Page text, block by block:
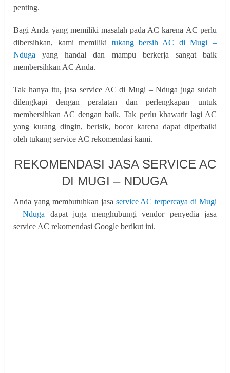
penting.
Bagi Anda yang memiliki masalah pada AC karena AC perlu
dibersihkan, kami memiliki tukang bersih AC di Mugi –
Nduga yang handal dan mampu berkerja sangat baik
membersihkan AC Anda.
Tak hanya itu, jasa service AC di Mugi – Nduga juga sudah
dilengkapi dengan peralatan dan perlengkapan untuk
membersihkan AC dengan baik. Tak perlu khawatir lagi AC
yang kurang dingin, berisik, bocor karena dapat diperbaiki
oleh tukang service AC rekomendasi kami.
REKOMENDASI JASA SERVICE AC
DI MUGI – NDUGA
Anda yang membutuhkan jasa service AC terpercaya di Mugi
– Nduga dapat juga menghubungi vendor penyedia jasa
service AC rekomendasi Google berikut ini.